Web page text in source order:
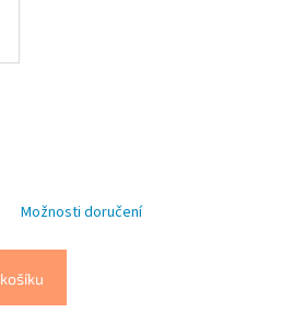
Možnosti doručení